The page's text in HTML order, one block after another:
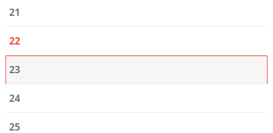
21
22
23
24
25